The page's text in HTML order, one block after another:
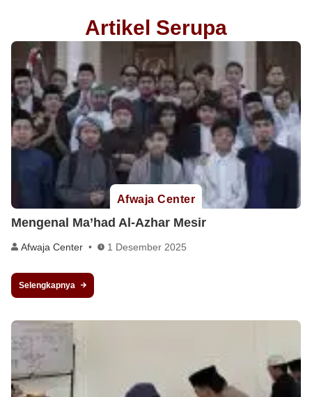
Artikel Serupa
Afwaja Center
Mengenal Ma’had Al-Azhar Mesir
Afwaja Center 1 Desember 2025
Selengkapnya